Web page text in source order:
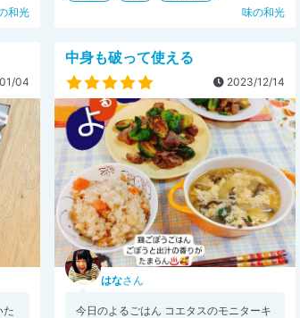
和光
味の和光
04
た
中身も破って使える
2023/12/14
はなさん
⁡⁡今日のよるごはん ⁡⁡コエタスのモニターキ